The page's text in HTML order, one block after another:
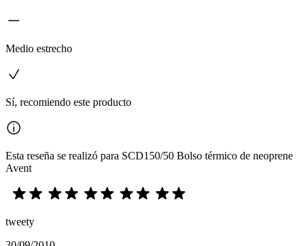
Medio estrecho
Sí, recomiendo este producto
Esta reseña se realizó para SCD150/50 Bolso térmico de neoprene
Avent
tweety